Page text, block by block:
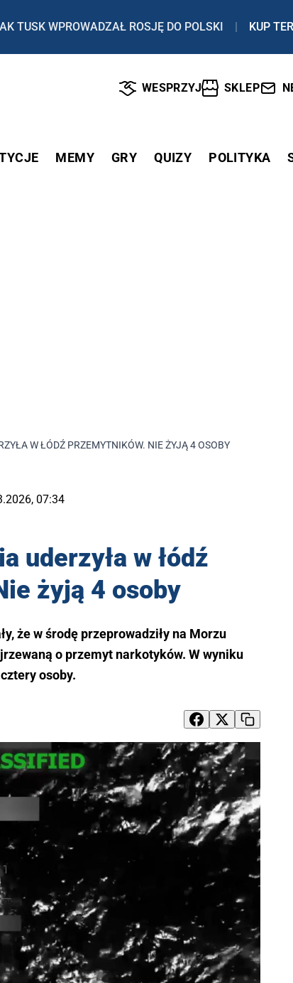
TUSK WPROWADZAŁ ROSJĘ DO POLSKI | KUP
WESPRZYJ SKLEP
MEMY GRY QUIZY POLITYKA
W ŁÓDŹ PRZEMYTNIKÓW. NIE ŻYJĄ 4 OSOBY
07:34
uderzyła w łódź
żyją 4 osoby
że w środę przeprowadziły na Morzu
o przemyt narkotyków. W wyniku
osoby.